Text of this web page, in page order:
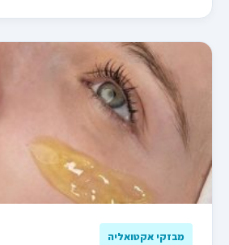
מבזקי אקטואליה